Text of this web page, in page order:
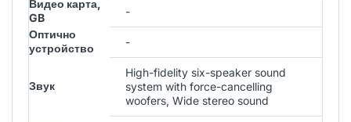
Видео карта,
GB
-
Оптично
устройство
-
Звук
High-fidelity six-speaker sound
system with force-cancelling
woofers, Wide stereo sound